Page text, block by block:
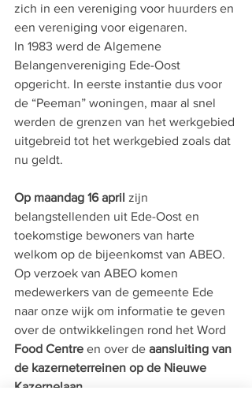
zich in een vereniging voor huurders en
een vereniging voor eigenaren.
In 1983 werd de Algemene
Belangenvereniging Ede-Oost
opgericht. In eerste instantie dus voor
de “Peeman” woningen, maar al snel
werden de grenzen van het werkgebied
uitgebreid tot het werkgebied zoals dat
nu geldt.
Op maandag 16 april zijn
belangstellenden uit Ede-Oost en
toekomstige bewoners van harte
welkom op de bijeenkomst van ABEO.
Op verzoek van ABEO komen
medewerkers van de gemeente Ede
naar onze wijk om informatie te geven
over de ontwikkelingen rond het Word
Food Centre en over de aansluiting van
de kazerneterreinen op de Nieuwe
Kazernelaan.